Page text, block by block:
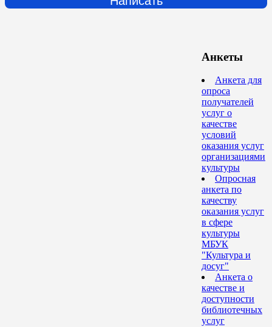
Анкеты
Анкета для
опроса
получателей
услуг о
качестве
условий
оказания услуг
организациями
культуры
Опросная
анкета по
качеству
оказания услуг
в сфере
культуры
МБУК
"Культура и
досуг"
Анкета о
качестве и
доступности
библиотечных
услуг